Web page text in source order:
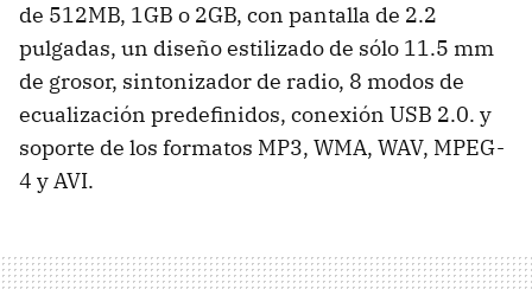
de 512MB, 1GB o 2GB, con pantalla de 2.2
pulgadas, un diseño estilizado de sólo 11.5 mm
de grosor, sintonizador de radio, 8 modos de
ecualización predefinidos, conexión USB 2.0. y
soporte de los formatos MP3, WMA, WAV, MPEG-
4 y AVI.